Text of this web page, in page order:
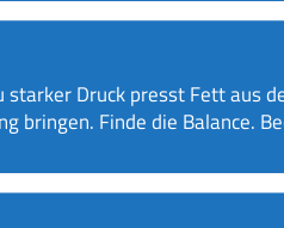
Druck presst Fett aus
bringen. Finde die Balance.